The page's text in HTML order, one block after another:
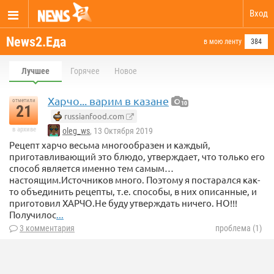
Вход
News2.Еда в мою ленту 384
Лучшее Горячее Новое
отметили
21
в архиве
Харчо... варим в казане 10
russianfood.com
oleg_ws, 13 Октября 2019
Рецепт харчо весьма многообразен и каждый,
приготавливающий это блюдо, утверждает, что только его
способ является именно тем самым…
настоящим.Источников много. Поэтому я постарался как-
то объединить рецепты, т.е. способы, в них описанные, и
приготовил ХАРЧО.Не буду утверждать ничего. НО!!!
Получилос...
3 комментария проблема (1)